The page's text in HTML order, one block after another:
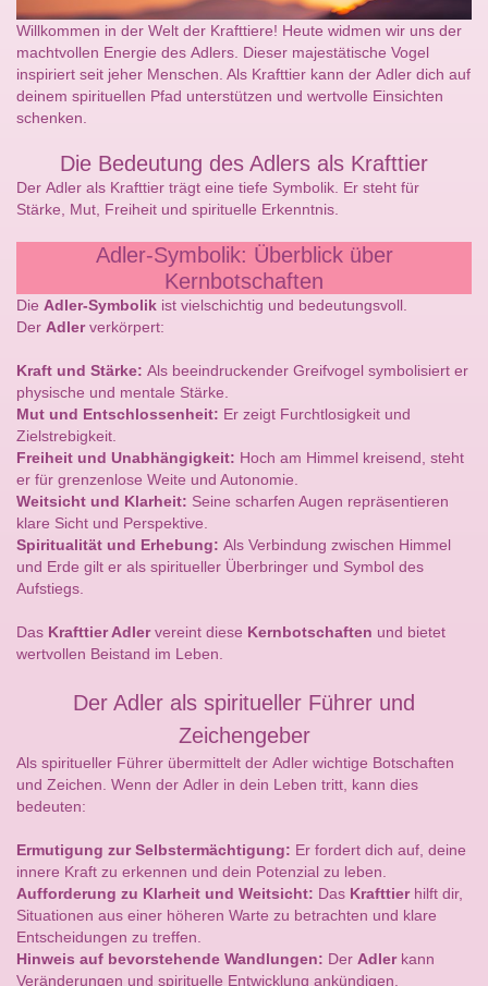
Willkommen in der Welt der Krafttiere! Heute widmen wir uns der
machtvollen Energie des Adlers. Dieser majestätische Vogel
inspiriert seit jeher Menschen. Als Krafttier kann der Adler dich auf
deinem spirituellen Pfad unterstützen und wertvolle Einsichten
schenken.
Die Bedeutung des Adlers als Krafttier
Der Adler als Krafttier trägt eine tiefe Symbolik. Er steht für
Stärke, Mut, Freiheit und spirituelle Erkenntnis.
Adler-Symbolik: Überblick über
Kernbotschaften
Die Adler-Symbolik ist vielschichtig und bedeutungsvoll.
Der Adlerverkörpert:
Kraft und Stärke: Als beeindruckender Greifvogel symbolisiert er
physische und mentale Stärke.
Mut und Entschlossenheit: Er zeigt Furchtlosigkeit und
Zielstrebigkeit.
Freiheit und Unabhängigkeit: Hoch am Himmel kreisend, steht
er für grenzenlose Weite und Autonomie.
Weitsicht und Klarheit: Seine scharfen Augen repräsentieren
klare Sicht und Perspektive.
Spiritualität und Erhebung: Als Verbindung zwischen Himmel
und Erde gilt er als spiritueller Überbringer und Symbol des
Aufstiegs.
Das Krafttier Adlervereint diese Kernbotschaften und bietet
wertvollen Beistand im Leben.
Der Adler als spiritueller Führer und
Zeichengeber
Als spiritueller Führer übermittelt der Adler wichtige Botschaften
und Zeichen. Wenn der Adler in dein Leben tritt, kann dies
bedeuten:
Ermutigung zur Selbstermächtigung: Er fordert dich auf, deine
innere Kraft zu erkennen und dein Potenzial zu leben.
Aufforderung zu Klarheit und Weitsicht: Das Krafttierhilft dir,
Situationen aus einer höheren Warte zu betrachten und klare
Entscheidungen zu treffen.
Hinweis auf bevorstehende Wandlungen: Der Adlerkann
Veränderungen und spirituelle Entwicklung ankündigen.